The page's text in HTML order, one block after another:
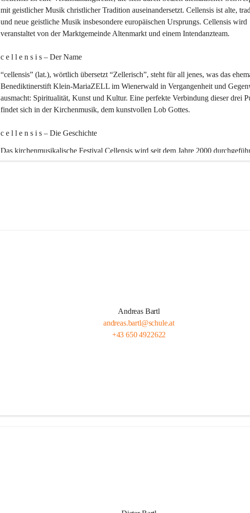
mit geistlicher Musik christlicher Tradition auseinandersetzt. Cellensis ist alte,
und neue geistliche Musik insbesondere europäischen Ursprungs. Cellensis wird
veranstaltet von der Marktgemeinde Altenmarkt und einem Intendanzteam.
c e l l e n s i s – Der Name
“cellensis” (lat.), wörtlich übersetzt “Zellerisch”, steht für all jenes, was das
Benediktinerstift Klein-MariaZELL im Wienerwald in Vergangenheit und
ausmacht: Spiritualität, Kunst und Kultur. Eine perfekte Verbindung dieser drei
findet sich in der Kirchenmusik, dem kunstvollen Lob Gottes.
c e l l e n s i s – Die Geschichte
Das kirchenmusikalische Festival Cellensis wird seit dem Jahre 2000
Andreas Bartl
andreas.bartl@schule.at
+43 650 4922622